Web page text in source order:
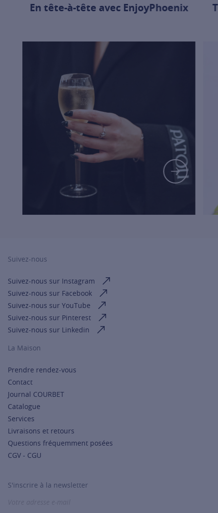
En tête-à-tête avec EnjoyPhoenix
FOR
Suivez-nous
Suivez-nous sur Instagram
Suivez-nous sur Facebook
Suivez-nous sur YouTube
Suivez-nous sur Pinterest
Suivez-nous sur Linkedin
La Maison
Prendre rendez-vous
Contact
Journal COURBET
Catalogue
Services
Livraisons et retours
Questions fréquemment posées
CGV - CGU
S'inscrire à la newsletter